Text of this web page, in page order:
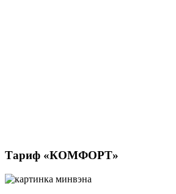
Тариф «КОМФОРТ»